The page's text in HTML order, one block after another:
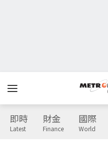
即時
Latest
財金
Finance
國際
World